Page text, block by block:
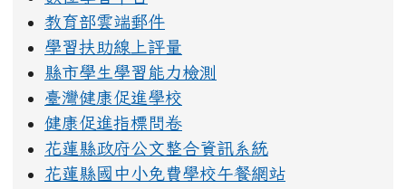
教育部雲端郵件
學習扶助線上評量
縣市學生學習能力檢測
臺灣健康促進學校
健康促進指標問卷
花蓮縣政府公文整合資訊系統
花蓮縣國中小免費學校午餐網站